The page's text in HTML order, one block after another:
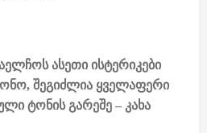
ასეთი ისტერიკები
შეგიძლია ყველაფერი
ტონის გარეშე – კახა